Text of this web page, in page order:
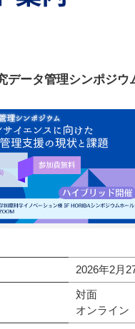
データ管理シンポジ
2026年2月
対面
オンライン